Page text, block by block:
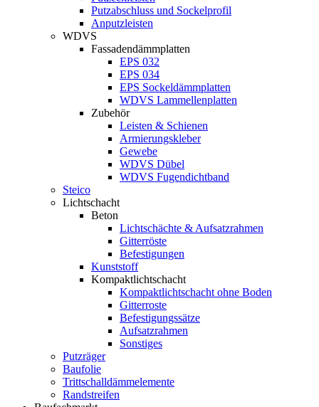
Putzabschluss und Sockelprofil
Anputzleisten
WDVS
Fassadendämmplatten
EPS 032
EPS 034
EPS Sockeldämmplatten
WDVS Lammellenplatten
Zubehör
Leisten & Schienen
Armierungskleber
Gewebe
WDVS Dübel
WDVS Fugendichtband
Steico
Lichtschacht
Beton
Lichtschächte & Aufsatzrahmen
Gitterröste
Befestigungen
Kunststoff
Kompaktlichtschacht
Kompaktlichtschacht ohne Boden
Gitterroste
Befestigungssätze
Aufsatzrahmen
Sonstiges
Putzräger
Baufolie
Trittschalldämmelemente
Randstreifen